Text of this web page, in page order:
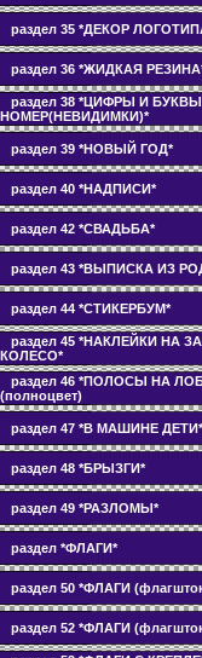
раздел 35 *ДЕКОР
раздел 36 *ЖИДКАЯ
раздел 38 *ЦИФРЫ И
НОМЕР(НЕВИДИМКИ)*
раздел 39 *НОВЫЙ ГОД*
раздел 40 *НАДПИСИ*
раздел 42 *СВАДЬБА*
раздел 43 *ВЫПИСКА ИЗ
раздел 44 *СТИКЕРБУМ*
раздел 45 *НАКЛЕЙКИ НА
КОЛЕСО*
раздел 46 *ПОЛОСЫ НА
(полноцвет)
раздел 47 *В МАШИНЕ ДЕТИ*
раздел 48 *БРЫЗГИ*
раздел 49 *РАЗЛОМЫ*
раздел *ФЛАГИ*
раздел 50 *ФЛАГИ
раздел 52 *ФЛАГИ